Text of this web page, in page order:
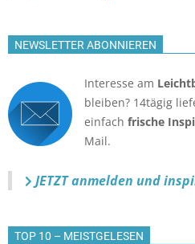
NEWSLETTER ABONNIEREN
Interesse am
bleiben? 14tägig
einfach frische
Mail.
JETZT anmelden und
TOP 10 – MEISTGELESEN